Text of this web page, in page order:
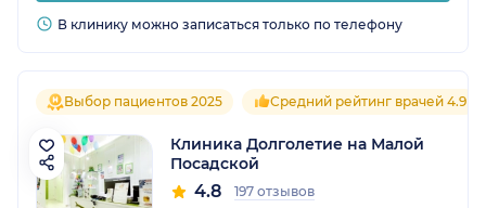
В клинику можно записаться только по телефону
Выбор пациентов 2025 Средний рейтинг врачей 4.9
Клиника Долголетие на Малой
Посадской
4.8 197 отзывов